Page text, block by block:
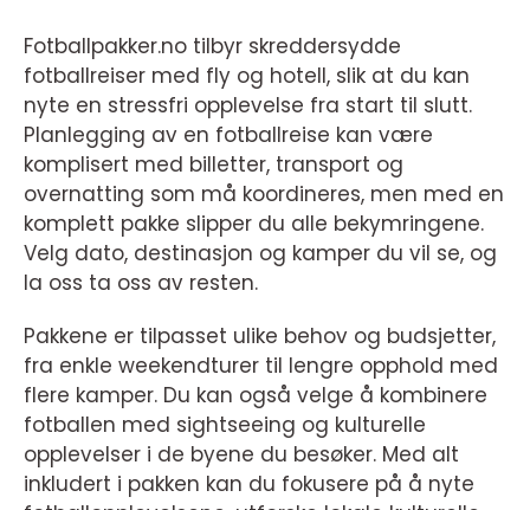
Fotballpakker.no tilbyr skreddersydde
fotballreiser med fly og hotell, slik at du kan
nyte en stressfri opplevelse fra start til slutt.
Planlegging av en fotballreise kan være
komplisert med billetter, transport og
overnatting som må koordineres, men med en
komplett pakke slipper du alle bekymringene.
Velg dato, destinasjon og kamper du vil se, og
la oss ta oss av resten.
Pakkene er tilpasset ulike behov og budsjetter,
fra enkle weekendturer til lengre opphold med
flere kamper. Du kan også velge å kombinere
fotballen med sightseeing og kulturelle
opplevelser i de byene du besøker. Med alt
inkludert i pakken kan du fokusere på å nyte